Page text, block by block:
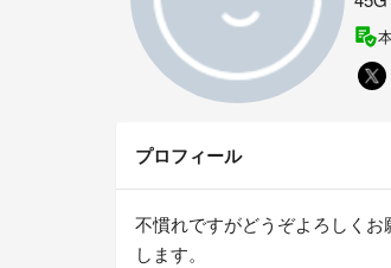
プロフィール
不慣れですがどうぞよろしくお
します。